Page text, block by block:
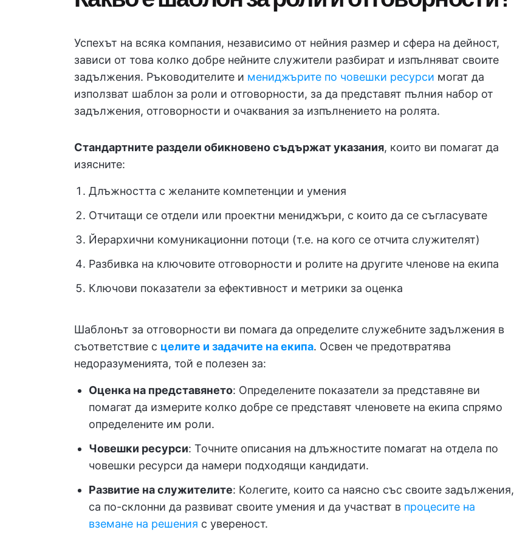
Успехът на всяка компания, независимо от нейния размер и сфера на дейност,
зависи от това колко добре нейните служители разбират и изпълняват своите
задължения. Ръководителите и мениджърите по човешки ресурси могат да
използват шаблон за роли и отговорности, за да представят пълния набор от
задължения, отговорности и очаквания за изпълнението на ролята.
Стандартните раздели обикновено съдържат указания, които ви помагат да
изясните:
Длъжността с желаните компетенции и умения
Отчитащи се отдели или проектни мениджъри, с които да се съгласувате
Йерархични комуникационни потоци (т.е. на кого се отчита служителят)
Разбивка на ключовите отговорности и ролите на другите членове на екипа
Ключови показатели за ефективност и метрики за оценка
Шаблонът за отговорности ви помага да определите служебните задължения в
съответствие с целите и задачите на екипа. Освен че предотвратява
недоразуменията, той е полезен за:
Оценка на представянето: Определените показатели за представяне ви
помагат да измерите колко добре се представят членовете на екипа спрямо
определените им роли.
Човешки ресурси: Точните описания на длъжностите помагат на отдела по
човешки ресурси да намери подходящи кандидати.
Развитие на служителите: Колегите, които са наясно със своите задължения,
са по-склонни да развиват своите умения и да участват в процесите на
вземане на решения с увереност.